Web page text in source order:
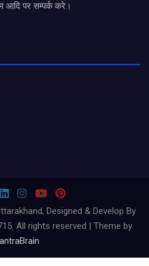
पर सम्पर्क करे।
Designed & Develop By
All rights reserved | Theme by